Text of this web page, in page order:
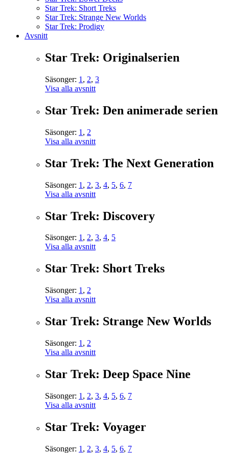
Star Trek: Short Treks
Star Trek: Strange New Worlds
Star Trek: Prodigy
Avsnitt
Star Trek: Originalserien
Säsonger: 1 , 2, 3
Visa alla avsnitt
Star Trek: Den animerade serien
Säsonger: 1 , 2
Visa alla avsnitt
Star Trek: The Next Generation
Säsonger: 1 , 2, 3, 4, 5, 6, 7
Visa alla avsnitt
Star Trek: Discovery
Säsonger: 1, 2, 3, 4, 5
Visa alla avsnitt
Star Trek: Short Treks
Säsonger: 1 , 2
Visa alla avsnitt
Star Trek: Strange New Worlds
Säsonger: 1 , 2
Visa alla avsnitt
Star Trek: Deep Space Nine
Säsonger: 1 , 2, 3, 4, 5, 6, 7
Visa alla avsnitt
Star Trek: Voyager
Säsonger: 1 , 2, 3, 4, 5, 6, 7